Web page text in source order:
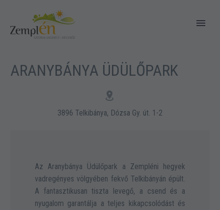
ARANYBÁNYA ÜDÜLŐPARK


3896 Telkibánya, Dózsa Gy. út. 1-2
Az Aranybánya Üdülőpark a Zempléni hegyek
vadregényes völgyében fekvő Telkibányán épült.
A fantasztikusan tiszta levegő, a csend és a
nyugalom garantálja a teljes kikapcsolódást és